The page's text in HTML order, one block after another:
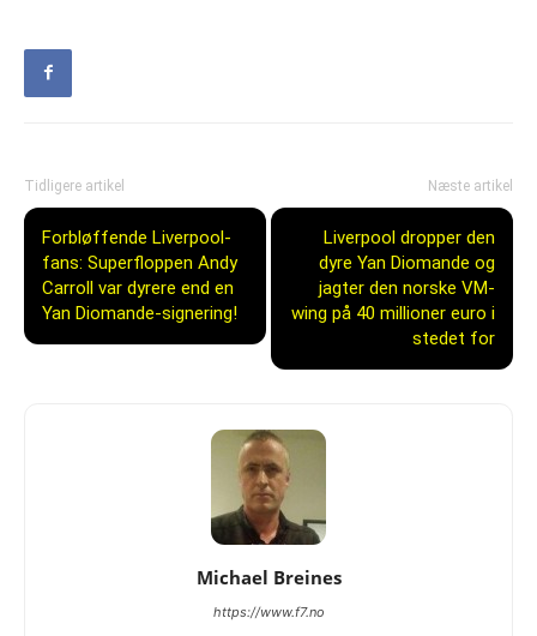
Tidligere artikel
Forbløffende Liverpool-
fans: Superfloppen Andy
Carroll var dyrere end en
Yan Diomande-signering!
Næste artikel
Liverpool dropper den
dyre Yan Diomande og
jagter den norske VM-
wing på 40 millioner euro i
stedet for
Michael Breines
https://www.f7.no